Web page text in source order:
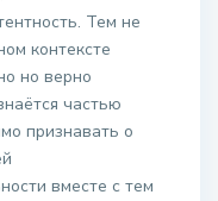
Тем не
контексте
но верно
частью
признавать о
вместе с тем